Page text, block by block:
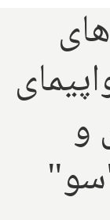
و